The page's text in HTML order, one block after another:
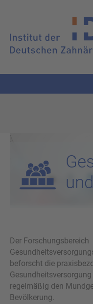
Der Forschungsbereich
beforscht die
regelmäßig den
Bevölkerung.